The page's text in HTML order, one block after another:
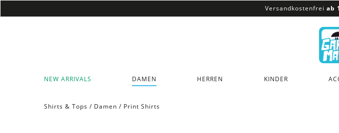
Versandkostenfrei ab
Versandkostenfreiab
NEW ARRIVALS DAMEN HERREN KINDER
Shirts & Tops / Damen / Print Shirts